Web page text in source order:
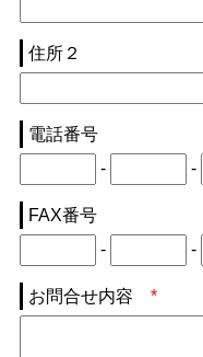
住所２
電話番号
-
-
FAX番号
-
-
お問合せ内容 *